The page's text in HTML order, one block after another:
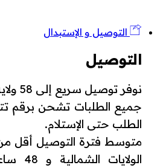
التوصيل و الإستبدال
التوصيل
نوفر توصيل سريع إلى 58 ولاية.
جميع الطلبات تشحن برقم
الطلب حتى الإستلام.